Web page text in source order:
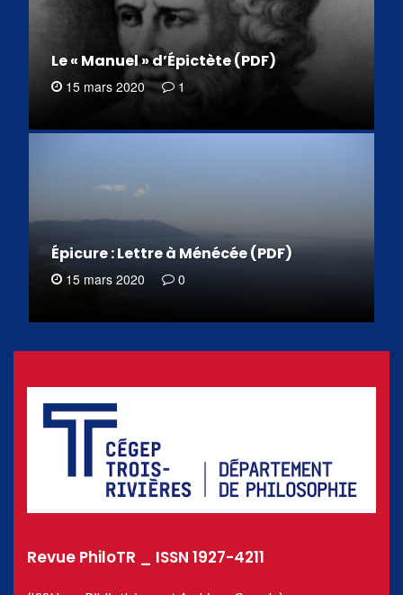
Le « Manuel » d’Épictète (PDF)
15 mars 2020 1
Épicure : Lettre à Ménécée (PDF)
15 mars 2020 0
Revue PhiloTR _ ISSN 1927-4211